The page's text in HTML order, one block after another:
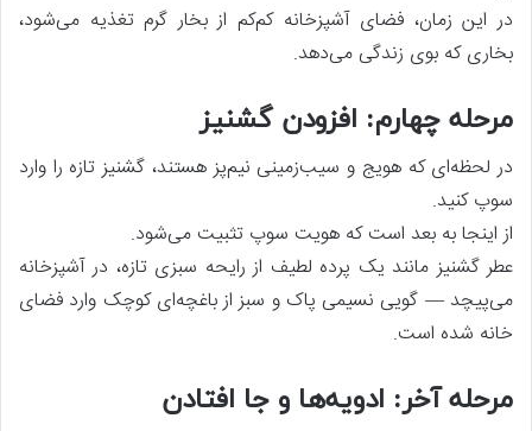
در این زمان، فضای آشپزخانه کم‌کم از بخار گرم تغذیه می‌شود،
بخاری که بوی زندگی می‌دهد.
مرحله چهارم: افزودن گشنیز
در لحظه‌ای که هویج و سیب‌زمینی نیم‌پز هستند، گشنیز تازه را وارد
سوپ کنید.
از اینجا به بعد است که هویت سوپ تثبیت می‌شود.
عطر گشنیز مانند یک پرده لطیف از رایحه سبزی تازه، در آشپزخانه
می‌پیچد — گویی نسیمی پاک و سبز از باغچه‌ای کوچک وارد فضای
خانه شده است.
مرحله آخر: ادویه‌ها و جا افتادن